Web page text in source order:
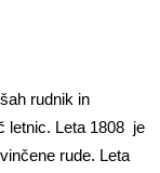
rudnik in
letnic. Leta 1808 je
rude. Leta